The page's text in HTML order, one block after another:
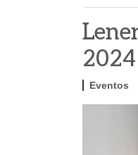
2024
Eventos